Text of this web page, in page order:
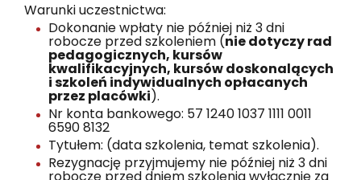
Warunki uczestnictwa:
Dokonanie wpłaty nie później niż 3 dni
robocze przed szkoleniem (nie dotyczy rad
pedagogicznych, kursów
kwalifikacyjnych, kursów doskonalących
i szkoleń indywidualnych opłacanych
przez placówki).
Nr konta bankowego: 57 1240 1037 1111 0011
6590 8132
Tytułem: (data szkolenia, temat szkolenia).
Rezygnację przyjmujemy nie później niż 3 dni